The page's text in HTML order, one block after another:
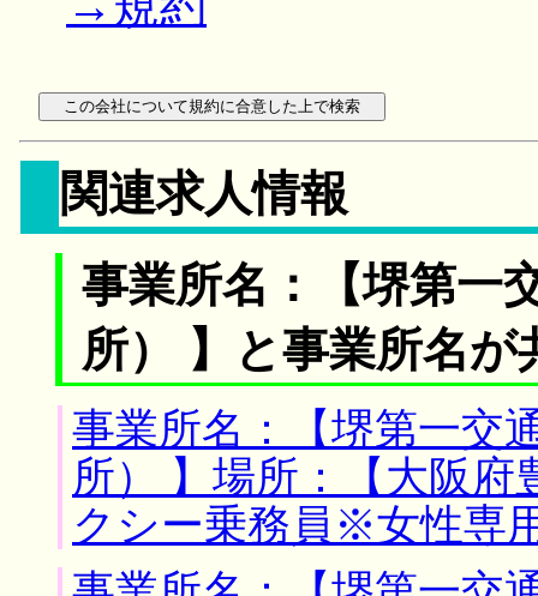
関連求人情報
事業所名：【堺第
所） 】と事業所名が
事業所名：【堺第一
所） 】場所：【大阪府
クシー乗務員※女性専